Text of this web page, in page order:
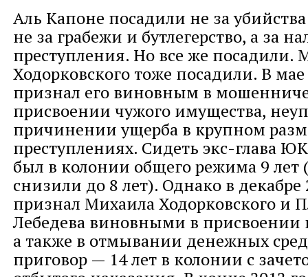
Аль Капоне посадили не за
не за грабежи и бутлегерство, а за
преступления. Но все же посадили.
Ходорковского тоже посадили. В мае
признал его виновным в
присвоении чужого имущества,
причинении ущерба в крупном
преступлениях. Сидеть экс-глава
был в колонии общего режима 9 лет
снизили до 8 лет). Однако в декабре
признал Михаила Ходорковского и
Лебедева виновными в присвоении
а также в отмывании денежных
приговор — 14 лет в колонии с